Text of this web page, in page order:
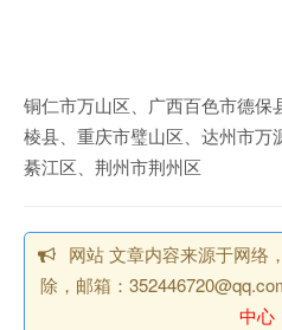
铜仁市万山区、广西百色市德
棱县、重庆市璧山区、达州市
綦江区、荆州市荆州区
网站 文章内容来源于网络
除，邮箱：
中心